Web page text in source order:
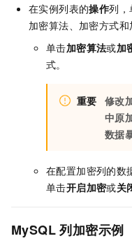
在实例列表的操作列，
加密算法、加密方式和
单击加密算法或加
式。
重要 修改
中原
数据
在配置加密列的数
单击开启加密或关
MySQL 列加密示例